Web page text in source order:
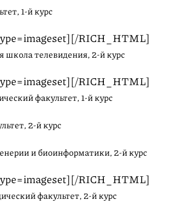
1-й курс
RICH_HTML]
школа телевидения, 2-й курс
RICH_HTML]
факультет, 1-й курс
2-й курс
и биоинформатики, 2-й курс
RICH_HTML]
факультет, 2-й курс